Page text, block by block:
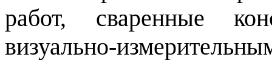
работ, сваренные
визуально-